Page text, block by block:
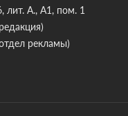
лит. А., А1, пом. 1
рекламы)